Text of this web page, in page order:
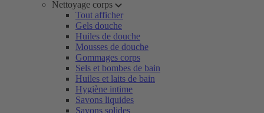
Nettoyage corps
Tout afficher
Gels douche
Huiles de douche
Mousses de douche
Gommages corps
Sels et bombes de bain
Huiles et laits de bain
Hygiène intime
Savons liquides
Savons solides